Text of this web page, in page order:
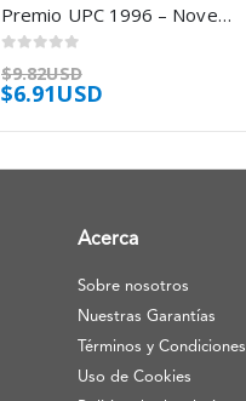
Premio UPC 1996 – Novela Corta de Ciencia Ficción – Carlos Gardini
$9.82USD
$6.91USD
Acerca
Sobre nosotros
Nuestras Garantías
Términos y Condiciones
Uso de Cookies